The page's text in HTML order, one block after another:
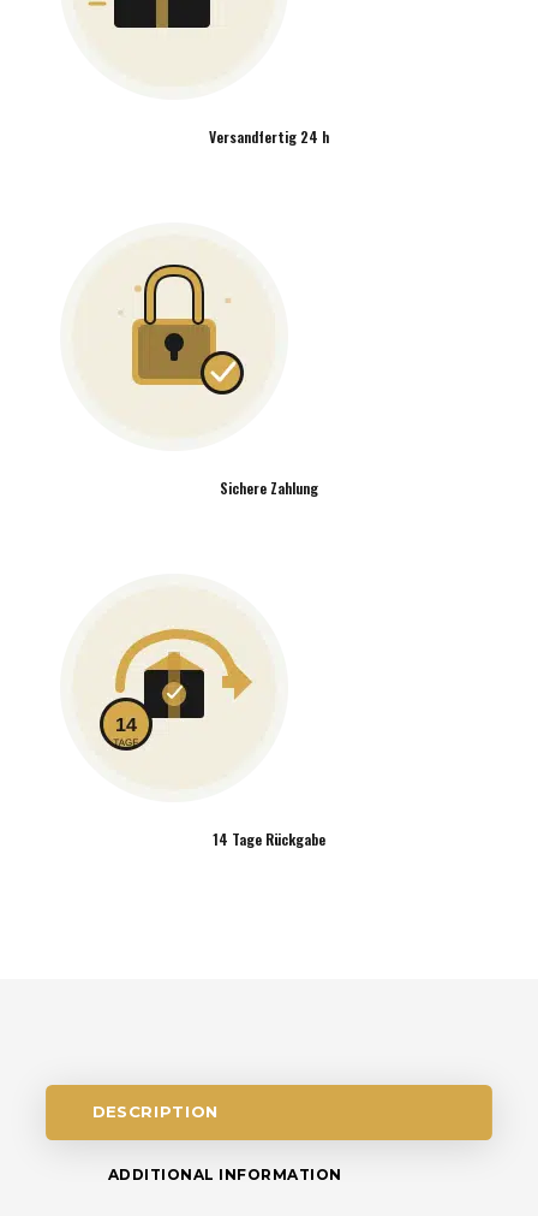
Versandfertig 24 h
Sichere Zahlung
14 Tage Rückgabe
DESCRIPTION
ADDITIONAL INFORMATION